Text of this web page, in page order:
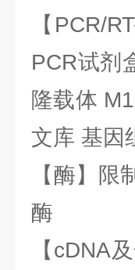
【PCR/
PCR试剂
隆载体
文库 基因
【酶】
酶
【cDNA